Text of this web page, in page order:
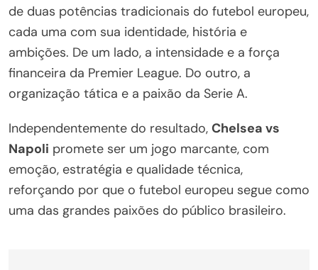
de duas potências tradicionais do futebol europeu,
cada uma com sua identidade, história e
ambições. De um lado, a intensidade e a força
financeira da Premier League. Do outro, a
organização tática e a paixão da Serie A.
Independentemente do resultado, Chelsea vs
Napoli promete ser um jogo marcante, com
emoção, estratégia e qualidade técnica,
reforçando por que o futebol europeu segue como
uma das grandes paixões do público brasileiro.